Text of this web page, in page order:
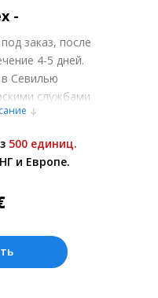
-
заказ, после
4-5 дней.
Севилью
службами
в Москве.
Цены на
10 руб.=
500 единиц.
и Европе.